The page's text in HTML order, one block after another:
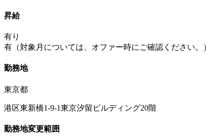
昇給
有り
有（対象月については、オファー時にご確認ください。）
勤務地
東京都
港区東新橋1‐9‐1東京汐留ビルディング20階
勤務地変更範囲